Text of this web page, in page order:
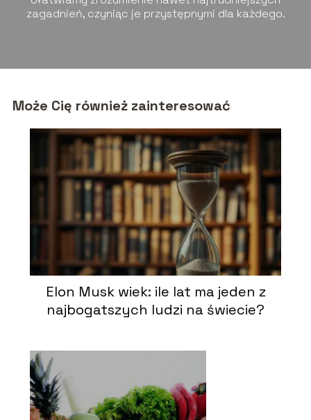
zagadnień, czyniąc je przystępnymi dla każdego.
Może Cię również zainteresować
Elon Musk wiek: ile lat ma jeden z
najbogatszych ludzi na świecie?